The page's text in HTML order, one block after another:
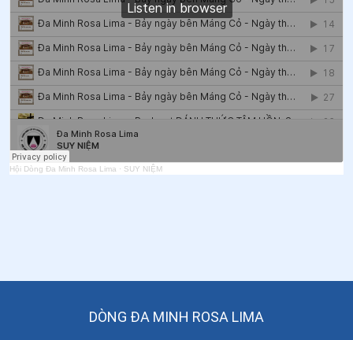
Hội Dòng Đa Minh Rosa Lima · SUY NIỆM
DÒNG ĐA MINH ROSA LIMA